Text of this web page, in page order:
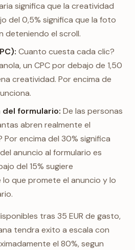
significa que la creatividad
del 0,5% significa que la foto
deteniendo el scroll.
Cuanto cuesta cada clic?
un CPC por debajo de 1,50
creatividad. Por encima de
formulario: De las personas
abren realmente el
Por encima del 30% significa
anuncio al formulario es
del 15% sugiere
que promete el anuncio y lo
tras 35 EUR de gasto,
tendra exito a escala con
el 80%, segun